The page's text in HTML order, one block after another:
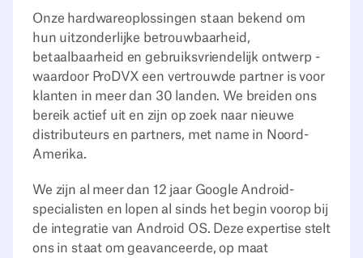
Onze hardwareoplossingen staan bekend om
hun uitzonderlijke betrouwbaarheid,
betaalbaarheid en gebruiksvriendelijk ontwerp -
waardoor ProDVX een vertrouwde partner is voor
klanten in meer dan 30 landen. We breiden ons
bereik actief uit en zijn op zoek naar nieuwe
distributeurs en partners, met name in Noord-
Amerika.
We zijn al meer dan 12 jaar Google Android-
specialisten en lopen al sinds het begin voorop bij
de integratie van Android OS. Deze expertise stelt
ons in staat om geavanceerde, op maat